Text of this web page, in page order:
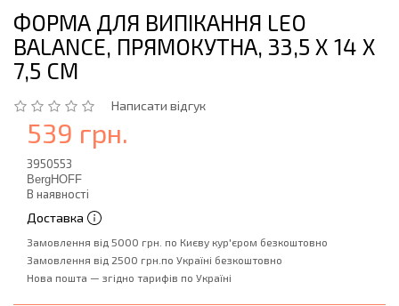
ФОРМА ДЛЯ ВИПІКАННЯ LEO
BALANCE, ПРЯМОКУТНА, 33,5 X 14 X
7,5 СМ
Написати відгук
539 грн.
3950553
BergHOFF
В наявності
Доставка
Замовлення від 5000 грн. по Києву кур'єром безкоштовно
Замовлення від 2500 грн.по Україні безкоштовно
Нова пошта — згідно тарифів по Україні